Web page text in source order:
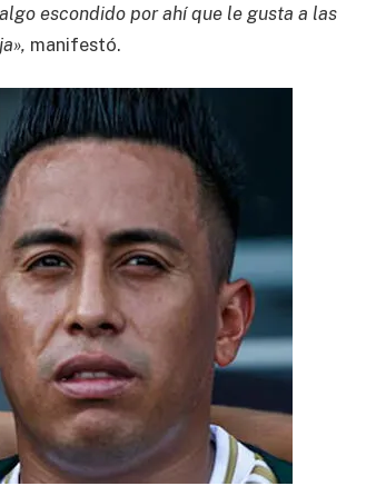
escondido por ahí que le gusta a las
manifestó.